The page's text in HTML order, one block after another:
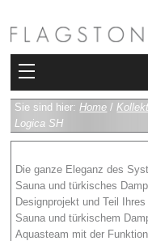
Kollektionen
Bad
Heizkörper
Fliesen
Sie sind hier: Home /
Logica SH
Die ganze Eleganz des
Sauna und türkisches
Designprojekt und Teil
Sauna und türkischem
Aquasteam mit der